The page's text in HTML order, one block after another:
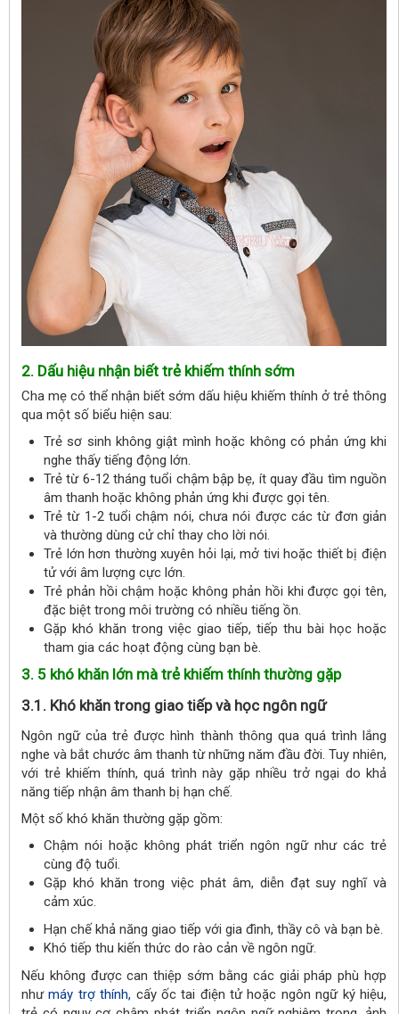
2. Dấu hiệu nhận biết trẻ khiếm thính sớm
Cha mẹ có thể nhận biết sớm dấu hiệu khiếm thính ở trẻ thông
qua một số biểu hiện sau:
Trẻ sơ sinh không giật mình hoặc không có phản ứng khi
nghe thấy tiếng động lớn.
Trẻ từ 6-12 tháng tuổi chậm bập bẹ, ít quay đầu tìm nguồn
âm thanh hoặc không phản ứng khi được gọi tên.
Trẻ từ 1-2 tuổi chậm nói, chưa nói được các từ đơn giản
và thường dùng cử chỉ thay cho lời nói.
Trẻ lớn hơn thường xuyên hỏi lại, mở tivi hoặc thiết bị điện
tử với âm lượng cực lớn.
Trẻ phản hồi chậm hoặc không phản hồi khi được gọi tên,
đặc biệt trong môi trường có nhiều tiếng ồn.
Gặp khó khăn trong việc giao tiếp, tiếp thu bài học hoặc
tham gia các hoạt động cùng bạn bè.
3. 5 khó khăn lớn mà trẻ khiếm thính thường gặp
3.1. Khó khăn trong giao tiếp và học ngôn ngữ
Ngôn ngữ của trẻ được hình thành thông qua quá trình lắng
nghe và bắt chước âm thanh từ những năm đầu đời. Tuy nhiên,
với trẻ khiếm thính, quá trình này gặp nhiều trở ngại do khả
năng tiếp nhận âm thanh bị hạn chế.
Một số khó khăn thường gặp gồm:
Chậm nói hoặc không phát triển ngôn ngữ như các trẻ
cùng độ tuổi.
Gặp khó khăn trong việc phát âm, diễn đạt suy nghĩ và
cảm xúc.
Hạn chế khả năng giao tiếp với gia đình, thầy cô và bạn bè.
Khó tiếp thu kiến thức do rào cản về ngôn ngữ.
Nếu không được can thiệp sớm bằng các giải pháp phù hợp
nhưmáy trợ thính, cấy ốc tai điện tử hoặc ngôn ngữ ký hiệu,